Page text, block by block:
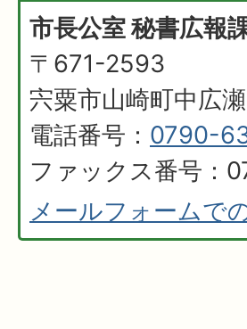
市長公室 秘書広報
〒671-2593
宍粟市山崎町中広
電話番号： 0790-
ファックス番号：
メールフォームで